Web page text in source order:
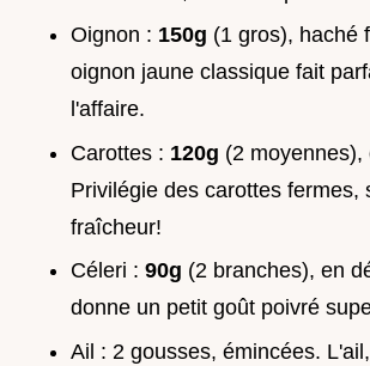
Oignon : 150g (1 gros), haché
oignon jaune classique fait
l'affaire.
Carottes : 120g (2 moyennes),
Privilégie des carottes fermes,
fraîcheur!
Céleri : 90g (2 branches), en
donne un petit goût poivré
Ail : 2 gousses, émincées.